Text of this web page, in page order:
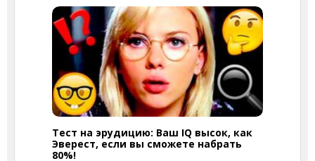
Тест на эрудицию: Ваш IQ высок, как
Эверест, если вы сможете набрать
80%!